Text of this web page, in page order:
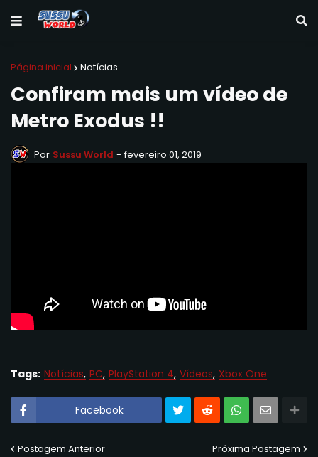
Página inicial Notícias
Confiram mais um vídeo de
Metro Exodus !!
Por Sussu World - fevereiro 01, 2019
Tags: Notícias PC PlayStation 4 Vídeos Xbox One
Facebook
Postagem Anterior Próxima Postagem